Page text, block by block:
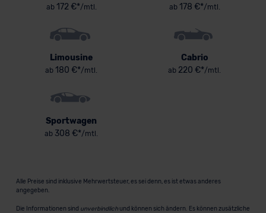
ab172 €*/mtl. ab178 €*/mtl.
Limousine
ab 180 €*/mtl.
Cabrio
ab 220 €*/mtl.
Sportwagen
ab 308 €*/mtl.
Alle Preise sind inklusive Mehrwertsteuer, es sei denn, es ist etwas anderes
angegeben.
Die Informationen sind unverbindlichund können sich ändern. Es können zusätzliche